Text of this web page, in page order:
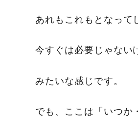
あれもこれもとなって
今すぐは必要じゃない
みたいな感じです。
でも、ここは「いつか